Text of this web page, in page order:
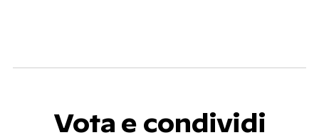
Vota e condividi